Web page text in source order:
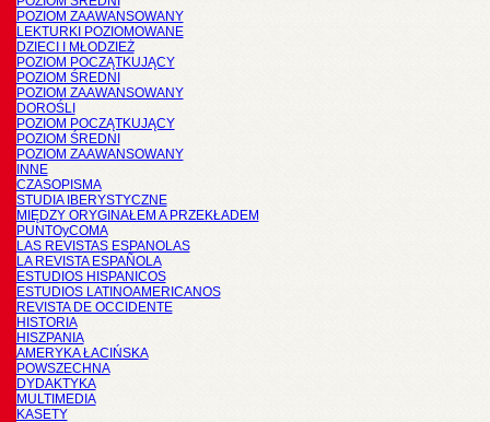
POZIOM ZAAWANSOWANY
LEKTURKI POZIOMOWANE
DZIECI I MŁODZIEŻ
POZIOM POCZĄTKUJĄCY
POZIOM ŚREDNI
POZIOM ZAAWANSOWANY
DOROŚLI
POZIOM POCZĄTKUJĄCY
POZIOM ŚREDNI
POZIOM ZAAWANSOWANY
INNE
CZASOPISMA
STUDIA IBERYSTYCZNE
MIĘDZY ORYGINAŁEM A PRZEKŁADEM
PUNTOyCOMA
LAS REVISTAS ESPANOLAS
LA REVISTA ESPAÑOLA
ESTUDIOS HISPANICOS
ESTUDIOS LATINOAMERICANOS
REVISTA DE OCCIDENTE
HISTORIA
HISZPANIA
AMERYKA ŁACIŃSKA
POWSZECHNA
DYDAKTYKA
MULTIMEDIA
KASETY